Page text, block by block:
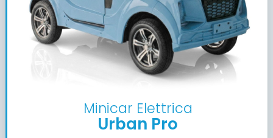
Minicar Elettrica
Urban Pro